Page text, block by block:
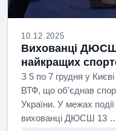
10.12.2025
Вихованці
найкращих
З 5 по 7 грудня у
ВТФ, що об’єднав
України. У межах
вихованці ДЮСШ 13